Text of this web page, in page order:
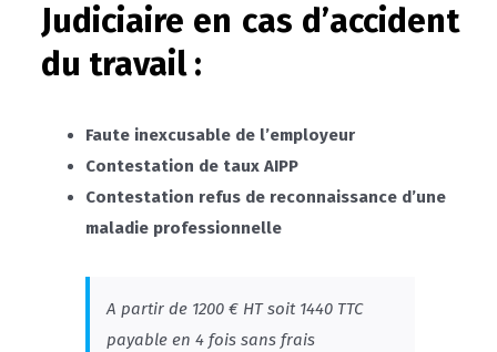
Judiciaire en cas d’accident
du travail :
Faute inexcusable de l’employeur
Contestation de taux AIPP
Contestation refus de reconnaissance d’une
maladie professionnelle
A partir de 1200 € HT soit 1440 TTC
payable en 4 fois sans frais